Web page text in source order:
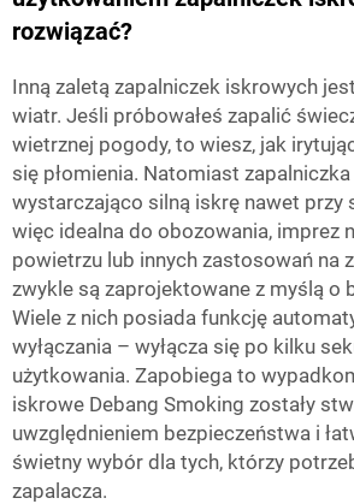
rozwiązać?
Inną zaletą zapalniczek iskrowych
wiatr. Jeśli próbowałeś zapalić
wietrznej pogody, to wiesz, jak
się płomienia. Natomiast
wystarczająco silną iskrę nawet przy
więc idealna do obozowania, imprez
powietrzu lub innych zastosowań na
zwykle są zaprojektowane z myślą o
Wiele z nich posiada funkcję
wyłączania – wyłącza się po kilku
użytkowania. Zapobiega to
iskrowe Debang Smoking zostały
uwzględnieniem bezpieczeństwa i
świetny wybór dla tych, którzy
zapalacza.